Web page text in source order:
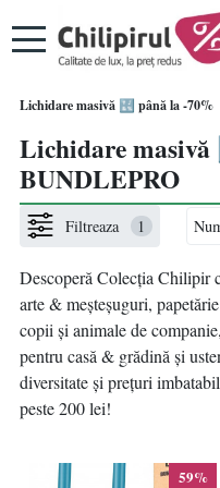
Lichidare masivă 🔣 până la -70%
Lichidare
BUNDLEPRO
Filtreaza 1
Descoperă Colecția Chilipir
arte & meșteșuguri,
copii și animale de
pentru casă & grădină și
diversitate și prețuri
peste 200 lei!
59%